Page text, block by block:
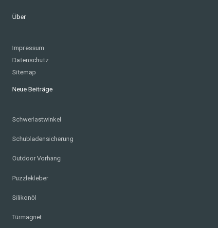
Über
Impressum
Datenschutz
Sitemap
Neue Beiträge
Schwerlastwinkel
Schubladensicherung
Outdoor Vorhang
Puzzlekleber
Silikonöl
Türmagnet